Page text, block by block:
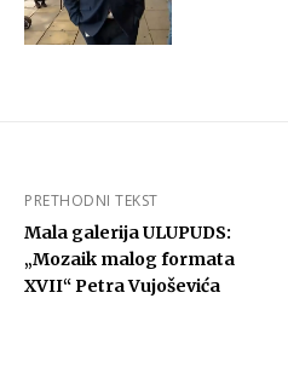
PRETHODNI TEKST
Mala galerija ULUPUDS:
„Mozaik malog formata
XVII“ Petra Vujoševića